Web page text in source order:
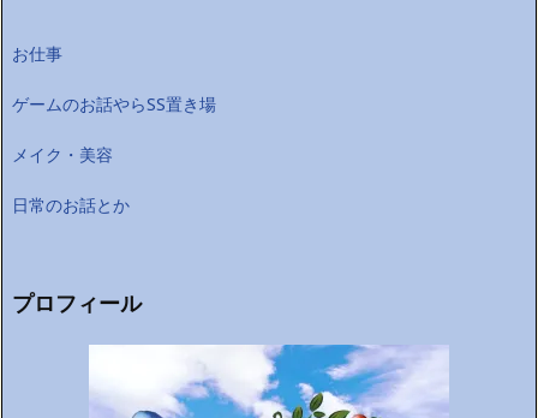
お仕事
ゲームのお話やらSS置き場
メイク・美容
日常のお話とか
プロフィール